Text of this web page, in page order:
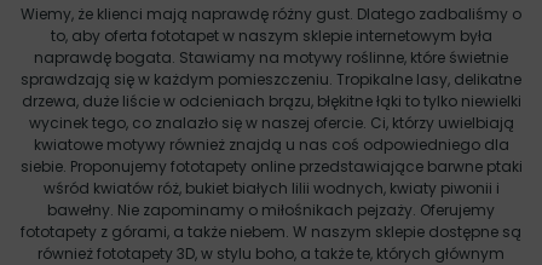
Wiemy, że klienci mają naprawdę różny gust. Dlatego zadbaliśmy o
to, aby oferta fototapet w naszym sklepie internetowym była
naprawdę bogata. Stawiamy na motywy roślinne, które świetnie
sprawdzają się w każdym pomieszczeniu. Tropikalne lasy, delikatne
drzewa, duże liście w odcieniach brązu, błękitne łąki to tylko niewielki
wycinek tego, co znalazło się w naszej ofercie. Ci, którzy uwielbiają
kwiatowe motywy również znajdą u nas coś odpowiedniego dla
siebie. Proponujemy fototapety online przedstawiające barwne ptaki
wśród kwiatów róż, bukiet białych lilii wodnych, kwiaty piwonii i
bawełny. Nie zapominamy o miłośnikach pejzaży. Oferujemy
fototapety z górami, a także niebem. W naszym sklepie dostępne są
również fototapety 3D, w stylu boho, a także te, których głównym